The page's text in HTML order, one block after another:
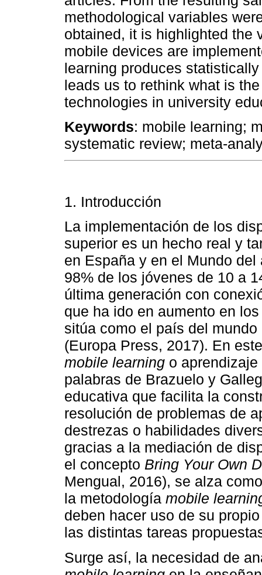
methodological variables
obtained, it is highlighted the
mobile devices are
learning produces
leads us to rethink what is
technologies in university
Keywords: mobile learning;
systematic review; meta-
1. Introducción
La implementación de los
superior es un hecho real y
en España y en el Mundo
98% de los jóvenes de 10 a
última generación con
que ha ido en aumento en
sitúa como el país del
(Europa Press, 2017). En
mobile learning o
palabras de Brazuelo y
educativa que facilita la
resolución de problemas de
destrezas o habilidades
gracias a la mediación de
el concepto Bring Your Own
Mengual, 2016), se alza
la metodología mobile
deben hacer uso de su
las distintas tareas
Surge así, la necesidad de